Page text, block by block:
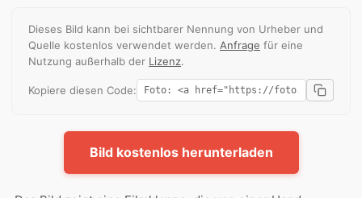
Dieses Bild kann bei sichtbarer Nennung von Urheber und
Quelle kostenlos verwendet werden. Anfrage für eine
Nutzung außerhalb der Lizenz.
Kopiere diesen Code:
Bild kostenlos herunterladen